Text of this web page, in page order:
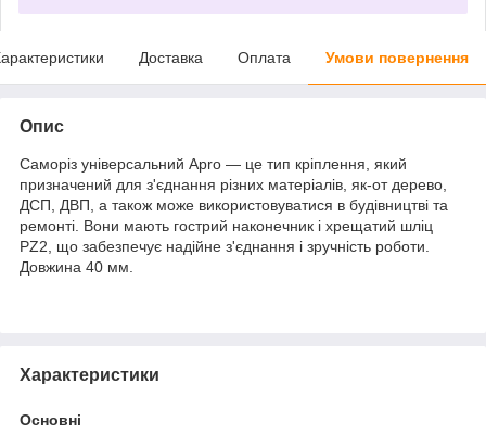
Доставка Оплата Умови повернення
Опис
Саморіз універсальний Apro — це тип кріплення, який
призначений для з'єднання різних матеріалів, як-от дерево,
ДСП, ДВП, а також може використовуватися в будівництві та
ремонті. Вони мають гострий наконечник і хрещатий шліц
PZ2, що забезпечує надійне з'єднання і зручність роботи.
Довжина 40 мм.
Характеристики
Основні